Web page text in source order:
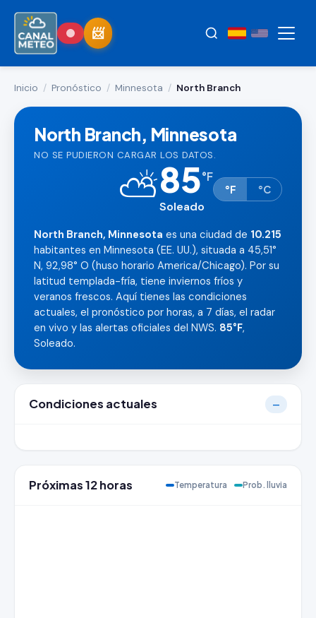
Inicio / Pronóstico / Minnesota / North Branch
North Branch, Minnesota
NO SE PUDIERON CARGAR LOS DATOS.
⛅85°F
Soleado
°F °C
North Branch, Minnesota es una ciudad de 10.215
habitantes en Minnesota (EE. UU.), situada a 45,51°
N, 92,98° O (huso horario America/Chicago). Por su
latitud templada-fría, tiene inviernos fríos y
veranos frescos. Aquí tienes las condiciones
actuales, el pronóstico por horas, a 7 días, el radar
en vivo y las alertas oficiales del NWS. 85°F,
Soleado.
Condiciones actuales —
Próximas 12 horas Temperatura Prob. lluvia